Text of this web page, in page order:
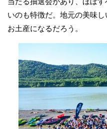
いのも特徴だ。地元の美味
お土産になるだろう。